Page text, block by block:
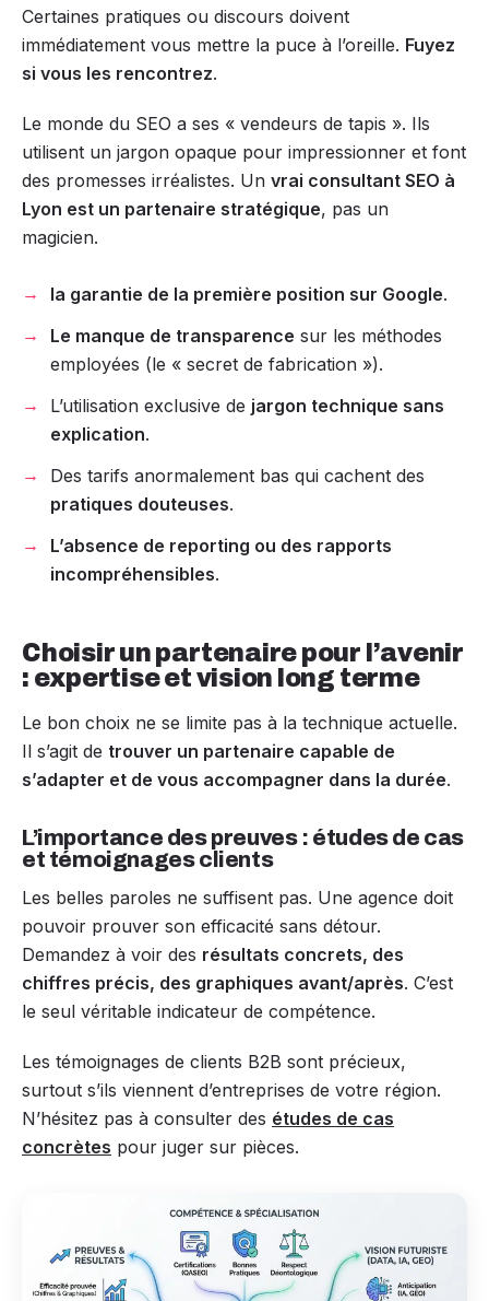
Certaines pratiques ou discours doivent
immédiatement vous mettre la puce à l’oreille. Fuyez
si vous les rencontrez.
Le monde du SEO a ses « vendeurs de tapis ». Ils
utilisent un jargon opaque pour impressionner et font
des promesses irréalistes. Un vrai consultant SEO à
Lyon est un partenaire stratégique, pas un
magicien.
la garantie de la première position sur Google.
Le manque de transparence sur les méthodes
employées (le « secret de fabrication »).
L’utilisation exclusive de jargon technique sans
explication.
Des tarifs anormalement bas qui cachent des
pratiques douteuses.
L’absence de reporting ou des rapports
incompréhensibles.
Choisir un partenaire pour l’avenir
: expertise et vision long terme
Le bon choix ne se limite pas à la technique actuelle.
Il s’agit de trouver un partenaire capable de
s’adapter et de vous accompagner dans la durée.
L’importance des preuves : études de cas
et témoignages clients
Les belles paroles ne suffisent pas. Une agence doit
pouvoir prouver son efficacité sans détour.
Demandez à voir des résultats concrets, des
chiffres précis, des graphiques avant/après. C’est
le seul véritable indicateur de compétence.
Les témoignages de clients B2B sont précieux,
surtout s’ils viennent d’entreprises de votre région.
N’hésitez pas à consulter des études de cas
concrètes pour juger sur pièces.